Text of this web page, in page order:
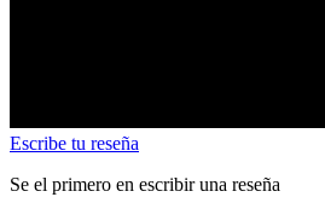
Escribe tu reseña
Se el primero en escribir una reseña